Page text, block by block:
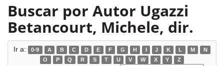
Buscar por Autor Ugazzi
Betancourt, Michele, dir.
Ir a: 0-9 A B C D E F G H I J K L M
N
O
P Q R S T U V W X Y Z